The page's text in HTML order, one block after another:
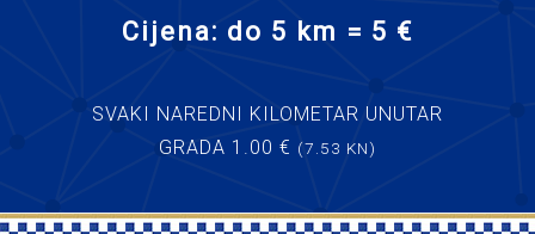
Cijena: do 5 km = 5 €
SVAKI NAREDNI KILOMETAR UNUTAR
GRADA 1.00 € (7.53 KN)